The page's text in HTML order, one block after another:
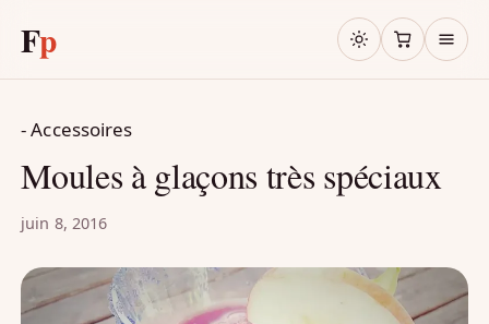
Fp
- Accessoires
Moules à glaçons très spéciaux
juin 8, 2016